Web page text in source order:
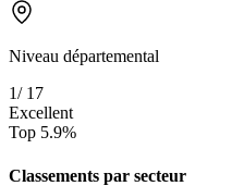
Niveau départemental
1/ 17
Excellent
Top 5.9%
Classements par secteur